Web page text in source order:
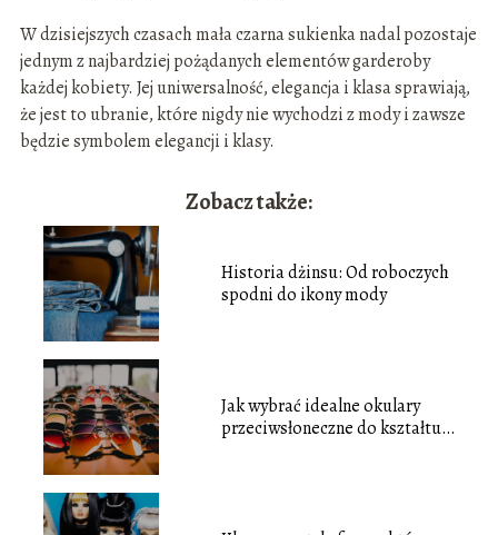
W dzisiejszych czasach mała czarna sukienka nadal pozostaje
jednym z najbardziej pożądanych elementów garderoby
każdej kobiety. Jej uniwersalność, elegancja i klasa sprawiają,
że jest to ubranie, które nigdy nie wychodzi z mody i zawsze
będzie symbolem elegancji i klasy.
Zobacz także:
Historia dżinsu: Od roboczych
spodni do ikony mody
Jak wybrać idealne okulary
przeciwsłoneczne do kształtu